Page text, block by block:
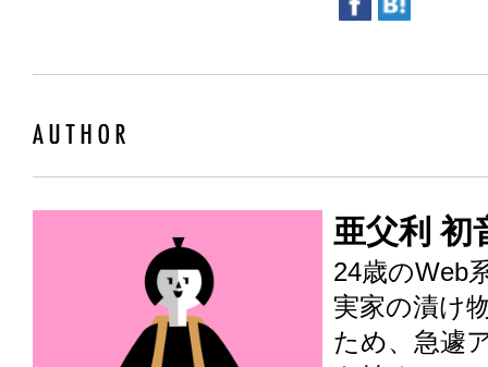
亜父利 初
24歳のWeb
実家の漬け
ため、急遽